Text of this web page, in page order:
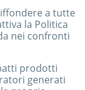
a tutte
la Politica
nei confronti
prodotti
generati